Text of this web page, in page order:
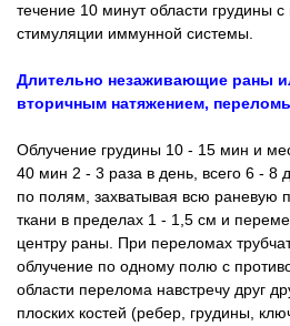
течение 10 минут области грудины
стимуляции иммунной системы.
Длительно незаживающие раны
вторичным натяжением,
Облучение грудины 10 - 15 мин и
40 мин 2 - 3 раза в день, всего 6 - 8
по полям, захватывая всю раневую
ткани в пределах 1 - 1,5 см и
центру раны. При переломах
облучение по одному полю с
области перелома навстречу друг
плоских костей (ребер, грудины,